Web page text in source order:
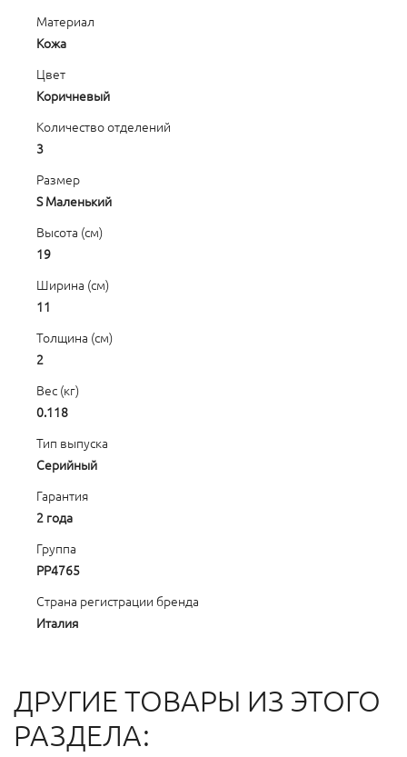
Материал
Кожа
Цвет
Коричневый
Количество отделений
3
Размер
S Маленький
Высота (см)
19
Ширина (см)
11
Толщина (см)
2
Вес (кг)
0.118
Тип выпуска
Серийный
Гарантия
2 года
Группа
PP4765
Страна регистрации бренда
Италия
ДРУГИЕ ТОВАРЫ ИЗ ЭТОГО
РАЗДЕЛА: